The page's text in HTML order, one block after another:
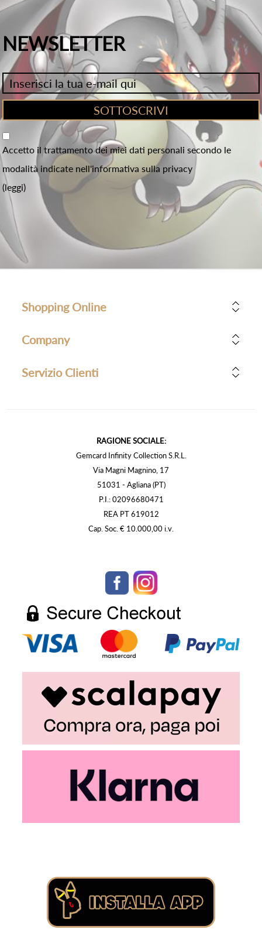
NEWSLETTER
Accetto il trattamento dei miei dati personali secondo le
modalità indicate nell'informativa sulla privacy
(leggi)
Shopping Online
Company
Servizio Clienti
RAGIONE SOCIALE:
Gemcard Infinity Collection S.R.L.
Via Magni Magnino, 17
51031 - Agliana (PT)
P.I.: 02096680471
REA PT 619012
Cap. Soc. € 10.000,00 i.v.